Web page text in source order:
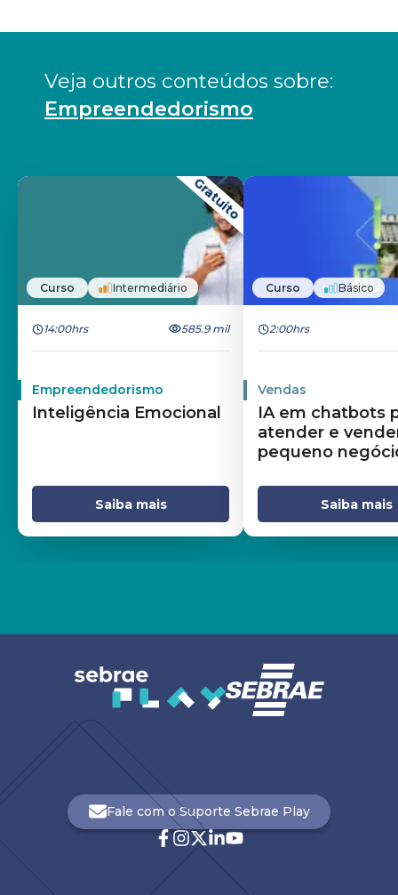
Empreendedorismo
Gratuito
Curso Intermediário
14:00hrs 585.9 mil
Empreendedorismo
Inteligência Emocional
Saiba mais
Curso Básico
2:00hrs
Vendas
IA em chatbots
atender e
pequeno
Saiba mais
Fale com o Suporte Sebrae Play